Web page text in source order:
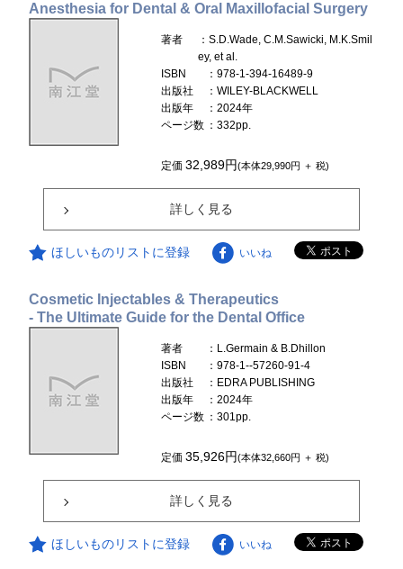
Anesthesia for Dental & Oral Maxillofacial Surgery
著者
：S.D.Wade, C.M.Sawicki, M.K.Smil
ey, et al.
ISBN
：978-1-394-16489-9
出版社
：WILEY-BLACKWELL
出版年
：2024年
ページ数 ：332pp.
定価32,989円(本体29,990円 ＋ 税)
詳しく見る
ほしいものリストに登録 いいね
Cosmetic Injectables & Therapeutics
- The Ultimate Guide for the Dental Office
著者
：L.Germain & B.Dhillon
ISBN
：978-1--57260-91-4
出版社
：EDRA PUBLISHING
出版年
：2024年
ページ数 ：301pp.
定価35,926円(本体32,660円 ＋ 税)
詳しく見る
ほしいものリストに登録 いいね